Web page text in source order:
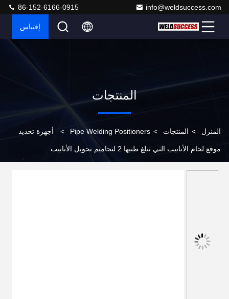
info@weldsuccess.com
86-152-6166-0915
إقتباس
المنتجات
المنزل > المنتجات >
Pipe Welding Positioners
> أجهزة تحديد
موقع لحام الأنابيب التي تبلغ طنيها 2 لتحاميم تحويل الأنابيب